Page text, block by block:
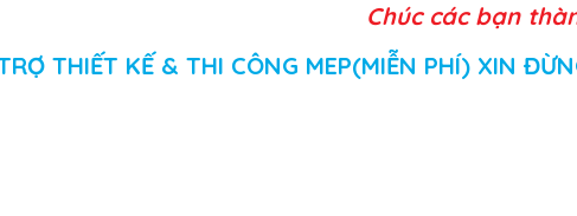
Chúc các bạn
THIẾT KẾ & THI CÔNG MEP(MIỄN PHÍ) XIN